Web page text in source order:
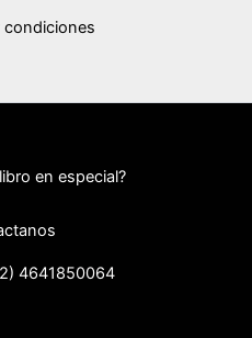
condiciones
en especial?
4641850064